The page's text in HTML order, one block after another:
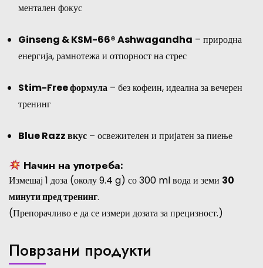
ментален фокус
Ginseng & KSM-66® Ashwagandha – природна
енергија, рамнотежа и отпорност на стрес
Stim-Free формула – без кофеин, идеална за вечерен
тренинг
Blue Razz вкус – освежителен и пријатен за пиење
Начин на употреба:
Измешај 1 доза (околу 9.4 g) со 300 ml вода и земи 30
минути пред тренинг.
(Препорачливо е да се измери дозата за прецизност.)
Поврзани продукти